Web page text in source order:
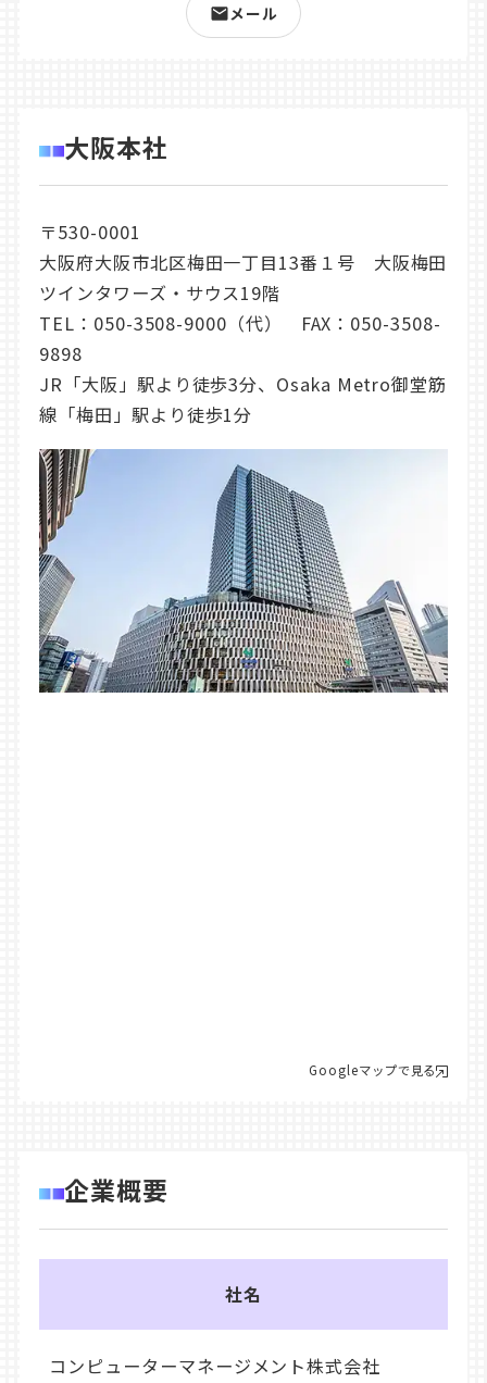
メール
大阪本社
〒530-0001
大阪府大阪市北区梅田一丁目13番１号 大阪梅田
ツインタワーズ・サウス19階
TEL： 050-3508-9000 （代） FAX：050-3508-
9898
JR「大阪」駅より徒歩3分、Osaka Metro御堂筋
線「梅田」駅より徒歩1分
Googleマップで見る
企業概要
社名
コンピューターマネージメント株式会社